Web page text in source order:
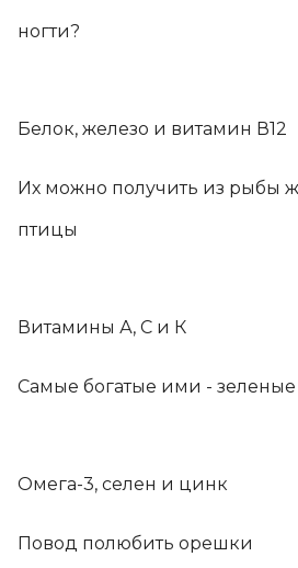
ногти?
Белок, железо и витамин В12
Их можно получить из рыбы
птицы
Витамины А, С и К
Самые богатые ими -
Омега-3, селен и цинк
Повод полюбить орешки